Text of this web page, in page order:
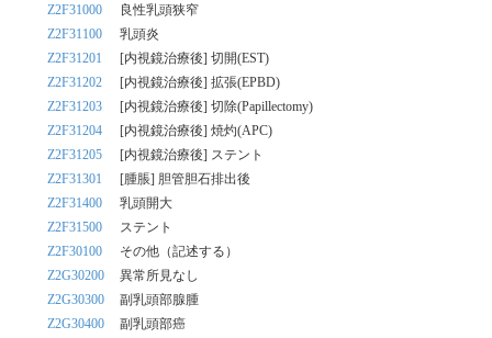
Z2F31000
良性乳頭狭窄
Z2F31100
乳頭炎
Z2F31201
[内視鏡治療後] 切開(EST)
Z2F31202
[内視鏡治療後] 拡張(EPBD)
Z2F31203
[内視鏡治療後] 切除(Papillectomy)
Z2F31204
[内視鏡治療後] 焼灼(APC)
Z2F31205
[内視鏡治療後] ステント
Z2F31301
[腫脹] 胆管胆石排出後
Z2F31400
乳頭開大
Z2F31500
ステント
Z2F30100
その他（記述する）
Z2G30200
異常所見なし
Z2G30300
副乳頭部腺腫
Z2G30400
副乳頭部癌